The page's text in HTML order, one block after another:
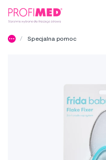
Specjalna pomoc